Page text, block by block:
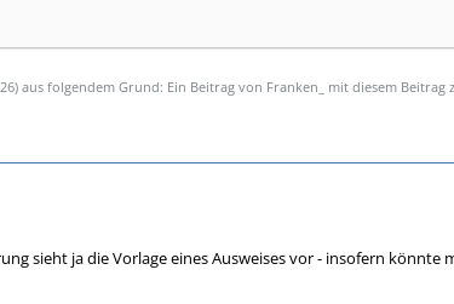
) aus folgendem Grund: Ein Beitrag von Franken_ mit diesem Beitrag
sieht ja die Vorlage eines Ausweises vor - insofern